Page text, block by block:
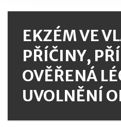
EKZÉM VE
PŘÍČINY,
OVĚŘENÁ
UVOLNĚNÍ